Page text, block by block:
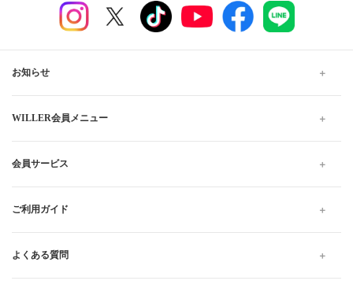
お知らせ
WILLER会員メニュー
会員サービス
ご利用ガイド
よくある質問